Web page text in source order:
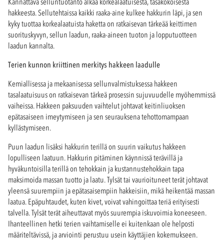
hakkeesta. Sellutehtaissa kaikki raaka-aine kulkee hakkurin läpi, ja sen
kyky tuottaa korkealaatuista haketta on ratkaisevan tärkeää keittimen
suorituskyvyn, sellun laadun, raaka-aineen tuoton ja lopputuotteen
laadun kannalta.
Terien kunnon kriittinen merkitys hakkeen laadulle
Kemiallisessa ja mekaanisessa sellunvalmistuksessa hakkeen
tasalaatuisuus on ratkaisevan tärkeä prosessin sujuvuudelle myöhemmissä
vaiheissa. Hakkeen paksuuden vaihtelut johtavat keitinliuoksen
epätasaiseen imeytymiseen ja sen seurauksena tehottomampaan
kyllästymiseen.
Puun laadun lisäksi hakkurin terillä on suurin vaikutus hakkeen
lopulliseen laatuun. Hakkurin pitäminen käynnissä terävillä ja
hyväkuntoisilla terillä on tehokkain ja kustannustehokkain tapa
maksimoida massan tuotto ja laatu. Tylsät tai vaurioituneet terät johtavat
yleensä suurempiin ja epätasaisempiin hakkeisiin, mikä heikentää massan
laatua. Epäpuhtaudet, kuten kivet, voivat vahingoittaa teriä erityisesti
talvella. Tylsät terät aiheuttavat myös suurempia iskuvoimia koneeseen.
Ihanteellinen hetki terien vaihtamiselle ei kuitenkaan ole helposti
määriteltävissä, ja arviointi perustuu usein käyttäjien kokemukseen.